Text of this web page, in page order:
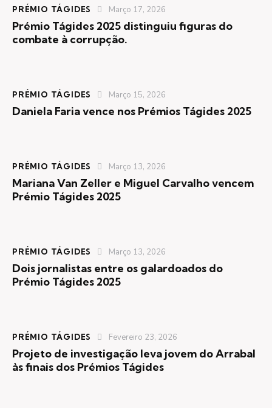
PRÉMIO TÁGIDES Março 17, 2026
Prémio Tágides 2025 distinguiu figuras do
combate à corrupção.
PRÉMIO TÁGIDES Março 15, 2026
Daniela Faria vence nos Prémios Tágides 2025
PRÉMIO TÁGIDES Março 13, 2026
Mariana Van Zeller e Miguel Carvalho vencem
Prémio Tágides 2025
PRÉMIO TÁGIDES Março 13, 2026
Dois jornalistas entre os galardoados do
Prémio Tágides 2025
PRÉMIO TÁGIDES Fevereiro 23, 2026
Projeto de investigação leva jovem do Arrabal
às finais dos Prémios Tágides